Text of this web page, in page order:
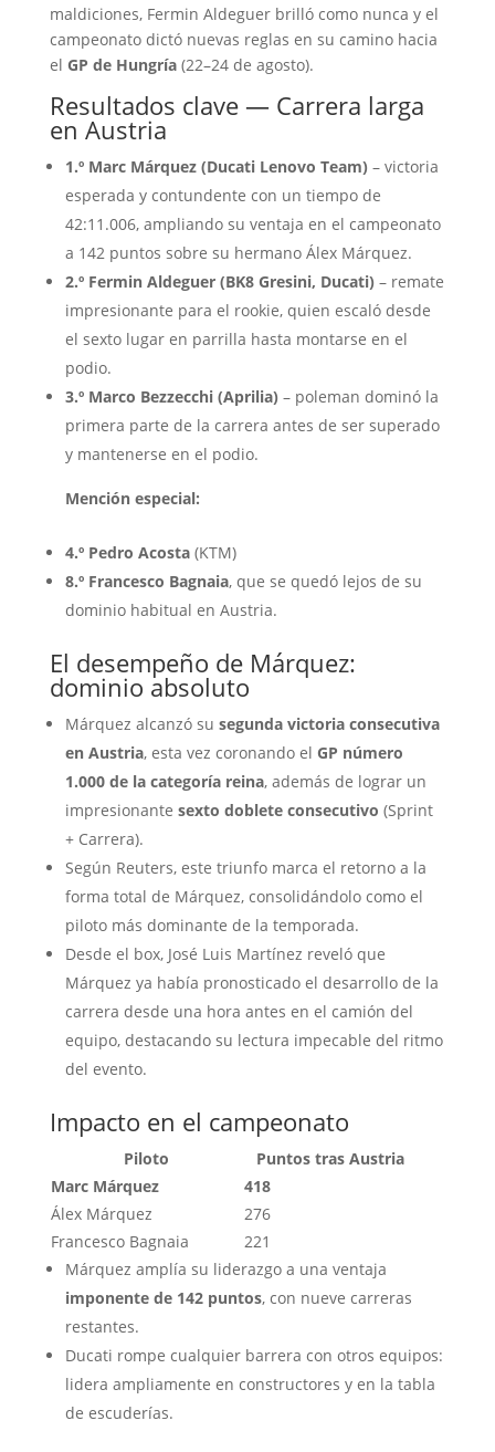
maldiciones, Fermin Aldeguer brilló como nunca y el
campeonato dictó nuevas reglas en su camino hacia
el GP de Hungría(22–24 de agosto).
Resultados clave — Carrera larga
en Austria
1.º Marc Márquez (Ducati Lenovo Team) – victoria
esperada y contundente con un tiempo de
42:11.006, ampliando su ventaja en el campeonato
a 142 puntos sobre su hermano Álex Márquez.
2.º Fermin Aldeguer (BK8 Gresini, Ducati) – remate
impresionante para el rookie, quien escaló desde
el sexto lugar en parrilla hasta montarse en el
podio.
3.º Marco Bezzecchi (Aprilia) – poleman dominó la
primera parte de la carrera antes de ser superado
y mantenerse en el podio.
Mención especial:
4.º Pedro Acosta(KTM)
8.º Francesco Bagnaia, que se quedó lejos de su
dominio habitual en Austria.
El desempeño de Márquez:
dominio absoluto
Márquez alcanzó su segunda victoria consecutiva
en Austria, esta vez coronando el GP número
1.000 de la categoría reina, además de lograr un
impresionante sexto doblete consecutivo (Sprint
+ Carrera).
Según Reuters, este triunfo marca el retorno a la
forma total de Márquez, consolidándolo como el
piloto más dominante de la temporada.
Desde el box, José Luis Martínez reveló que
Márquez ya había pronosticado el desarrollo de la
carrera desde una hora antes en el camión del
equipo, destacando su lectura impecable del ritmo
del evento.
Impacto en el campeonato
Piloto
Puntos tras Austria
Marc Márquez
418
Álex Márquez
276
Francesco Bagnaia
221
Márquez amplía su liderazgo a una ventaja
imponente de 142 puntos, con nueve carreras
restantes.
Ducati rompe cualquier barrera con otros equipos:
lidera ampliamente en constructores y en la tabla
de escuderías.